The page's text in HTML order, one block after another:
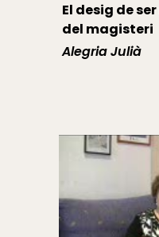
El desig de
del magisteri
Alegria Julià